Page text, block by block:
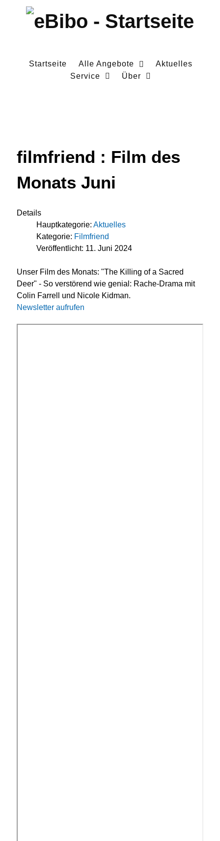
Startseite Alle Angebote
Aktuelles
Service
Über
filmfriend : Film des
Monats Juni
Details
Hauptkategorie: Aktuelles
Kategorie: Filmfriend
Veröffentlicht: 11. Juni 2024
Unser Film des Monats: "The Killing of a Sacred
Deer" - So verstörend wie genial: Rache-Drama mit
Colin Farrell und Nicole Kidman.
Newsletter aufrufen